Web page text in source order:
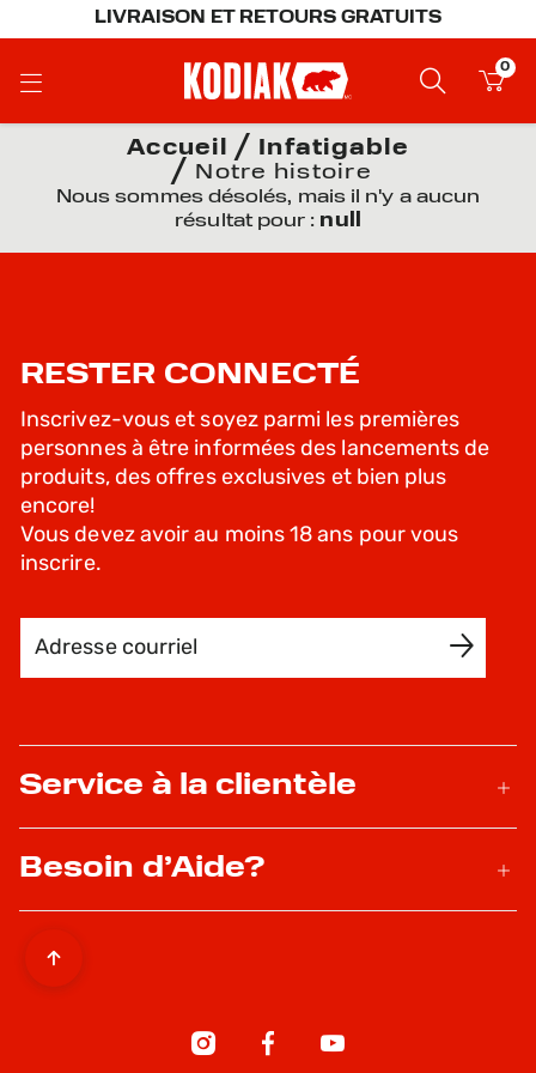
LIVRAISON ET RETOURS GRATUITS
0
Accueil
Infatigable
Notre histoire
Nous sommes désolés, mais il n'y a aucun
résultat pour : null
RESTER CONNECTÉ
Inscrivez-vous et soyez parmi les premières
personnes à être informées des lancements de
produits, des offres exclusives et bien plus
encore!
Vous devez avoir au moins 18 ans pour vous
inscrire.
Service à la clientèle
Besoin d’Aide?